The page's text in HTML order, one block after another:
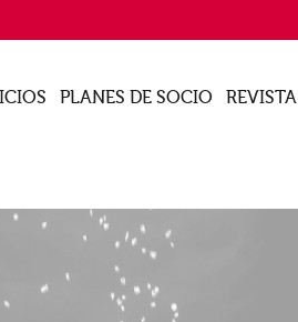
PLANES DE SOCIO REVISTA